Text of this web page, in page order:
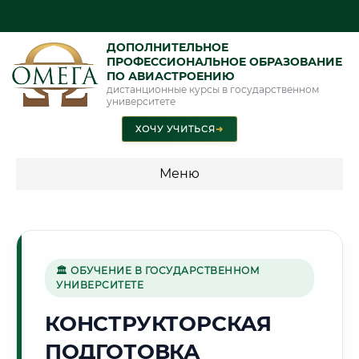
ДОПОЛНИТЕЛЬНОЕ
ПРОФЕССИОНАЛЬНОЕ ОБРАЗОВАНИЕ
ПО АВИАСТРОЕНИЮ
дистанционные курсы в государственном
университете
ХОЧУ УЧИТЬСЯ➜
Меню
🌾
Г. БЕЛГОРОД
🏛 ОБУЧЕНИЕ В ГОСУДАРСТВЕННОМ
УНИВЕРСИТЕТЕ
КОНСТРУКТОРСКАЯ
ПОДГОТОВКА